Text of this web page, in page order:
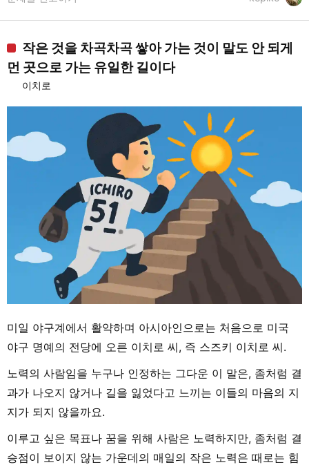
작은 것을 차곡차곡 쌓아 가는 것이 말도 안 되게
먼 곳으로 가는 유일한 길이다
이치로
미일 야구계에서 활약하며 아시아인으로는 처음으로 미국
야구 명예의 전당에 오른 이치로 씨, 즉 스즈키 이치로 씨.
노력의 사람임을 누구나 인정하는 그다운 이 말은, 좀처럼 결
과가 나오지 않거나 길을 잃었다고 느끼는 이들의 마음의 지
지가 되지 않을까요.
이루고 싶은 목표나 꿈을 위해 사람은 노력하지만, 좀처럼 결
승점이 보이지 않는 가운데의 매일의 작은 노력은 때로는 힘